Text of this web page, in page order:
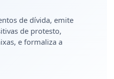
de dívida, emite
de protesto,
e formaliza a